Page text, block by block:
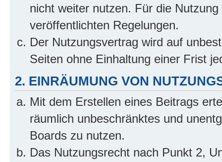
nicht weiter nutzen. Für die
veröffentlichten Regelungen.
Der Nutzungsvertrag wird auf
Seiten ohne Einhaltung einer Frist
2. EINRÄUMUNG VON
Mit dem Erstellen eines Beitrags
räumlich unbeschränktes und
Boards zu nutzen.
Das Nutzungsrecht nach Punkt 2,